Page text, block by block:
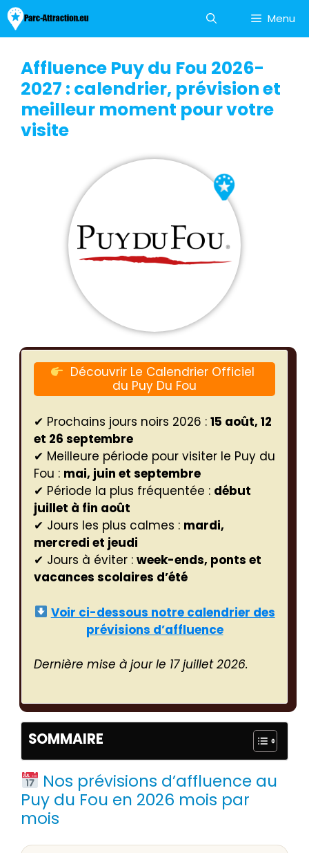
Aller
au
contenu
Menu
Affluence Puy du Fou 2026-
2027 : calendrier, prévision et
meilleur moment pour votre
visite
Découvrir Le Calendrier Officiel
du Puy Du Fou
✔ Prochains jours noirs 2026 : 15 août, 12
et 26 septembre
✔ Meilleure période pour visiter le Puy du
Fou : mai, juin et septembre
✔ Période la plus fréquentée : début
juillet à fin août
✔ Jours les plus calmes : mardi,
mercredi et jeudi
✔ Jours à éviter : week-ends, ponts et
vacances scolaires d’été
Voir ci-dessous notre calendrier des
prévisions d’affluence
Dernière mise à jour le 17 juillet 2026.
SOMMAIRE
Nos prévisions d’affluence au
Puy du Fou en 2026 mois par
mois